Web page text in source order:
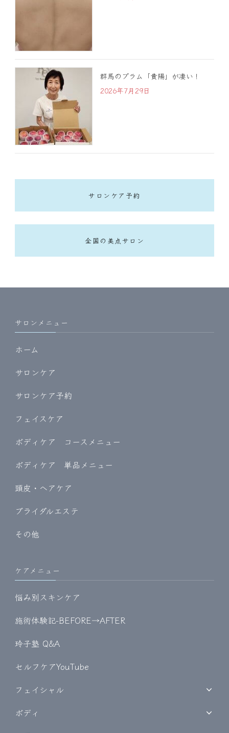
群馬のプラム「貴陽」が凄い！
2026年7月29日
サロンケア予約
全国の美点サロン
サロンメニュー
ホーム
サロンケア
サロンケア予約
フェイスケア
ボディケア コースメニュー
ボディケア 単品メニュー
頭皮・ヘアケア
ブライダルエステ
その他
ケアメニュー
悩み別スキンケア
施術体験記-BEFORE→AFTER
玲子塾 Q&A
セルフケアYouTube
フェイシャル
ボディ